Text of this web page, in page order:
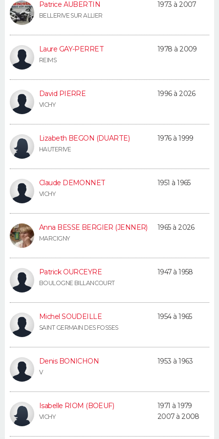
FORUM
Bricolage
Lifestyle
Culture
Sport
Auto
Television
Voyage
Cinema
Patrice AUBERTIN
BELLERIVE SUR ALLIER
1973 à 2007
Laure GAY-PERRET
REIMS
1978 à 2009
David PIERRE
VICHY
1996 à 2026
Lizabeth BEGON (DUARTE)
HAUTERIVE
1976 à 1999
Claude DEMONNET
VICHY
1951 à 1965
Anna BESSE BERGIER (JENNER)
MARCIGNY
1965 à 2026
Patrick OURCEYRE
BOULOGNE BILLANCOURT
1947 à 1958
Michel SOUDEILLE
SAINT GERMAIN DES FOSSES
1954 à 1965
Denis BONICHON
V
1953 à 1963
Isabelle RIOM (BOEUF)
VICHY
1971 à 1979
2007 à 2008